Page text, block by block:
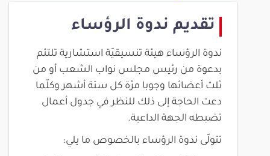
تقديم ندوة الرؤساء
ندوة الرؤساء هيئة تنسيقيّة استشارية تلتئم
بدعوة من رئيس مجلس نواب الشعب أو من
ثلث أعضائها وجوبا مرّة كل ستة أشهر وكلّما
دعت الحاجة إلى ذلك للنظر في جدول أعمال
تضبطه الجهة الداعية.
تتولّى ندوة الرؤساء بالخصوص ما يلي: